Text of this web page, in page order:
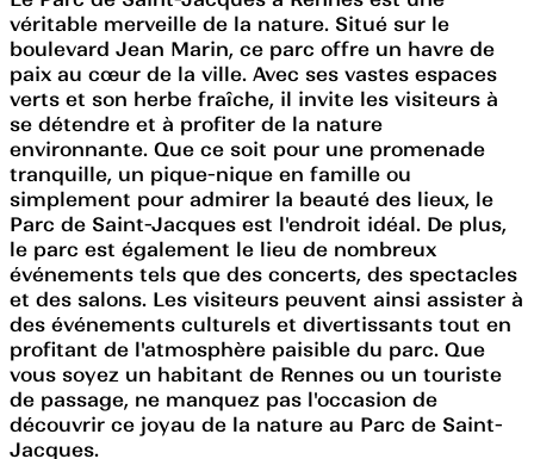
véritable merveille de la nature. Situé sur le
boulevard Jean Marin, ce parc offre un havre de
paix au cœur de la ville. Avec ses vastes espaces
verts et son herbe fraîche, il invite les visiteurs à
se détendre et à profiter de la nature
environnante. Que ce soit pour une promenade
tranquille, un pique-nique en famille ou
simplement pour admirer la beauté des lieux, le
Parc de Saint-Jacques est l'endroit idéal. De plus,
le parc est également le lieu de nombreux
événements tels que des concerts, des spectacles
et des salons. Les visiteurs peuvent ainsi assister à
des événements culturels et divertissants tout en
profitant de l'atmosphère paisible du parc. Que
vous soyez un habitant de Rennes ou un touriste
de passage, ne manquez pas l'occasion de
découvrir ce joyau de la nature au Parc de Saint-
Jacques.